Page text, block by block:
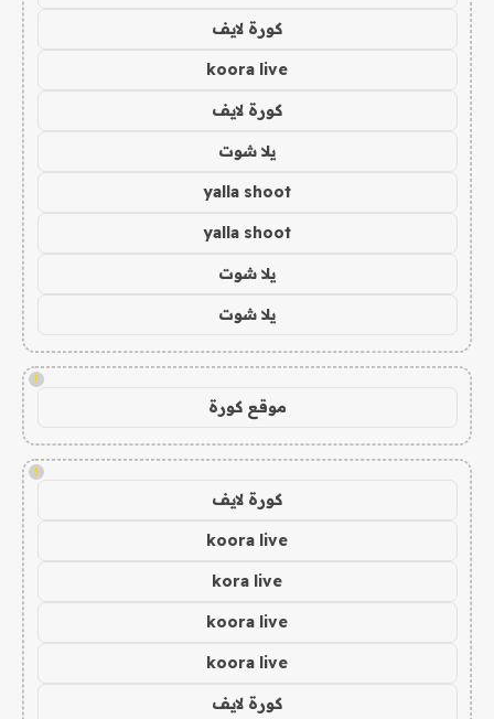
كورة لايف
koora live
كورة لايف
يلا شوت
yalla shoot
yalla shoot
يلا شوت
يلا شوت
!
موقع كورة
!
كورة لايف
koora live
kora live
koora live
koora live
كورة لايف